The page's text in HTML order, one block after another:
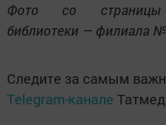
Фото со страницы
библиотеки — филиала
Следите за самым
Telegram-канале